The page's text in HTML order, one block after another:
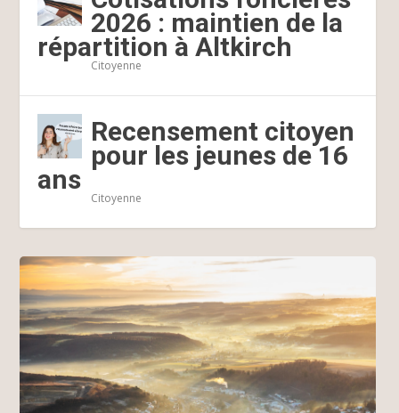
2026 : maintien de la
répartition à Altkirch
Citoyenne
Recensement citoyen
pour les jeunes de 16
ans
Citoyenne